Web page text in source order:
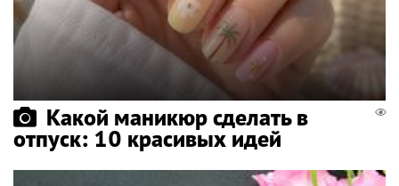
Какой маникюр сделать в
отпуск: 10 красивых идей